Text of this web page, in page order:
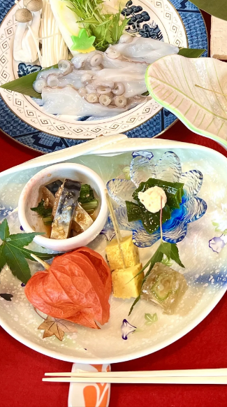
お問い合わ